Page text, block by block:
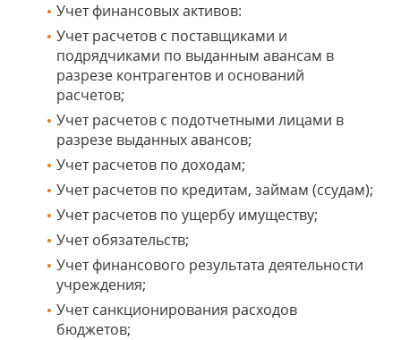
Учет финансовых активов:
Учет расчетов с поставщиками и
подрядчиками по выданным авансам в
разрезе контрагентов и оснований
расчетов;
Учет расчетов с подотчетными лицами в
разрезе выданных авансов;
Учет расчетов по доходам;
Учет расчетов по кредитам, займам (ссудам);
Учет расчетов по ущербу имуществу;
Учет обязательств;
Учет финансового результата деятельности
учреждения;
Учет санкционирования расходов
бюджетов;